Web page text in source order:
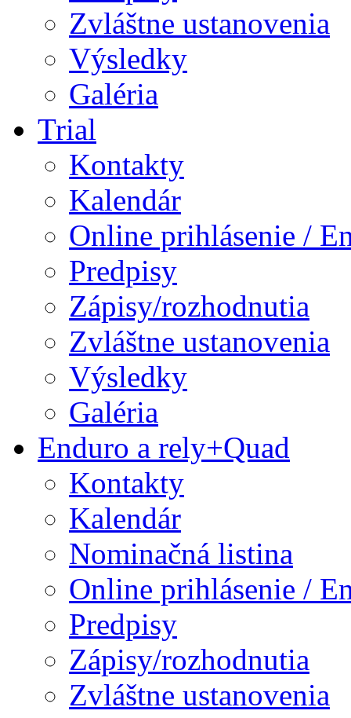
Zvláštne ustanovenia
Výsledky
Galéria
Trial
Kontakty
Kalendár
Online prihlásenie /
Predpisy
Zápisy/rozhodnutia
Zvláštne ustanovenia
Výsledky
Galéria
Enduro a rely+Quad
Kontakty
Kalendár
Nominačná listina
Online prihlásenie /
Predpisy
Zápisy/rozhodnutia
Zvláštne ustanovenia